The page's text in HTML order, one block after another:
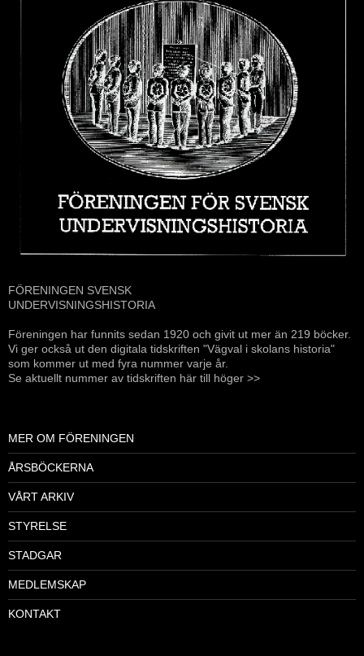
FÖRENINGEN SVENSK
UNDERVISNINGSHISTORIA
Föreningen har funnits sedan 1920 och givit ut mer än 219 böcker.
Vi ger också ut den digitala tidskriften "Vägval i skolans historia"
som kommer ut med fyra nummer varje år.
Se aktuellt nummer av tidskriften här till höger >>
MER OM FÖRENINGEN
ÅRSBÖCKERNA
VÅRT ARKIV
STYRELSE
STADGAR
MEDLEMSKAP
KONTAKT